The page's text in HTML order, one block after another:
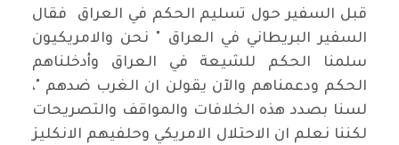
قبل السفير حول تسليم الحكم في العراق فقال
السفير البريطاني في العراق " نحن والامريكيون
سلمنا الحكم للشيعة في العراق وأدخلناهم
الحكم ودعمناهم والآن يقولن ان الغرب ضدهم "،
لسنا بصدد هذه الخلافات والمواقف والتصريحات
لكننا نعلم ان الاحتلال الامريكي وحلفيهم الانكليز